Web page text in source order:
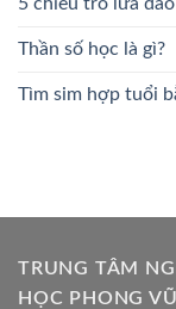
Thần số học là gì?
Tìm sim hợp tuổi
TRUNG TÂM
HỌC PHONG VŨ